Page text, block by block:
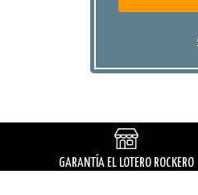
GARANTÍA EL LOTERO ROCKERO